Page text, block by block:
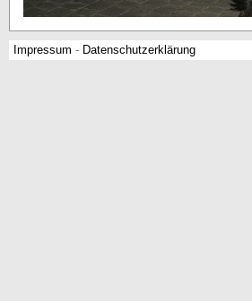
Impressum - Datenschutzerklärung